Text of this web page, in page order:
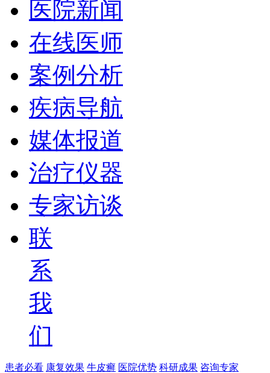
医院新闻
在线医师
案例分析
疾病导航
媒体报道
治疗仪器
专家访谈
联
系
我
们
患者必看 康复效果 牛皮癣 医院优势 科研成果 咨询专家